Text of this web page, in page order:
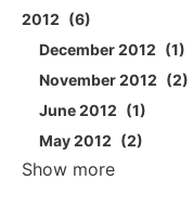
2012
6
December 2012
1
November 2012
2
June 2012
1
May 2012
2
Show more